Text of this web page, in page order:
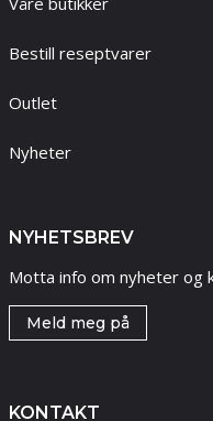
Bestill reseptvarer
Outlet
Nyheter
NYHETSBREV
Motta info om nyheter og
Meld meg på
KONTAKT